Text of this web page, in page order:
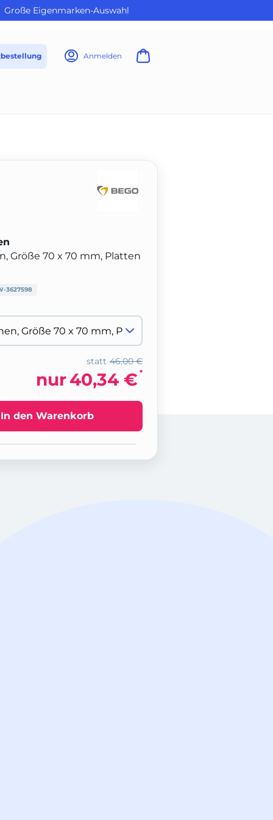
Große Eigenmarken-Auswahl
Anmelden
Größe 70 x 70 mm, Platten
3627598
46,00 €
statt
nur40,34 € *
In den Warenkorb